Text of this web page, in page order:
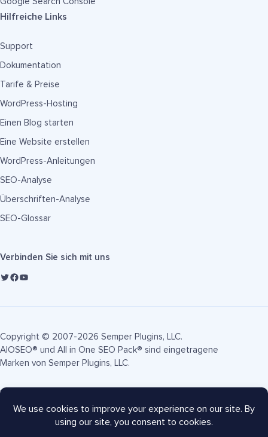
Hilfreiche Links
Support
Dokumentation
Tarife & Preise
WordPress-Hosting
Einen Blog starten
Eine Website erstellen
WordPress-Anleitungen
SEO-Analyse
Überschriften-Analyse
SEO-Glossar
Verbinden Sie sich mit uns
Copyright © 2007-2026 Semper Plugins, LLC.
AIOSEO® und All in One SEO Pack® sind eingetragene
Marken von Semper Plugins, LLC.
Nutzungsbedingungen
FTC-Offenlegung
Seitenverzeichnis AIOSEO Gutschein